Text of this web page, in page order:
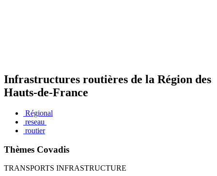
Infrastructures routières de la Région des
Hauts-de-France
Régional
reseau
routier
Thèmes Covadis
TRANSPORTS INFRASTRUCTURE